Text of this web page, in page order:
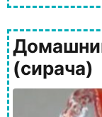
(сирача)